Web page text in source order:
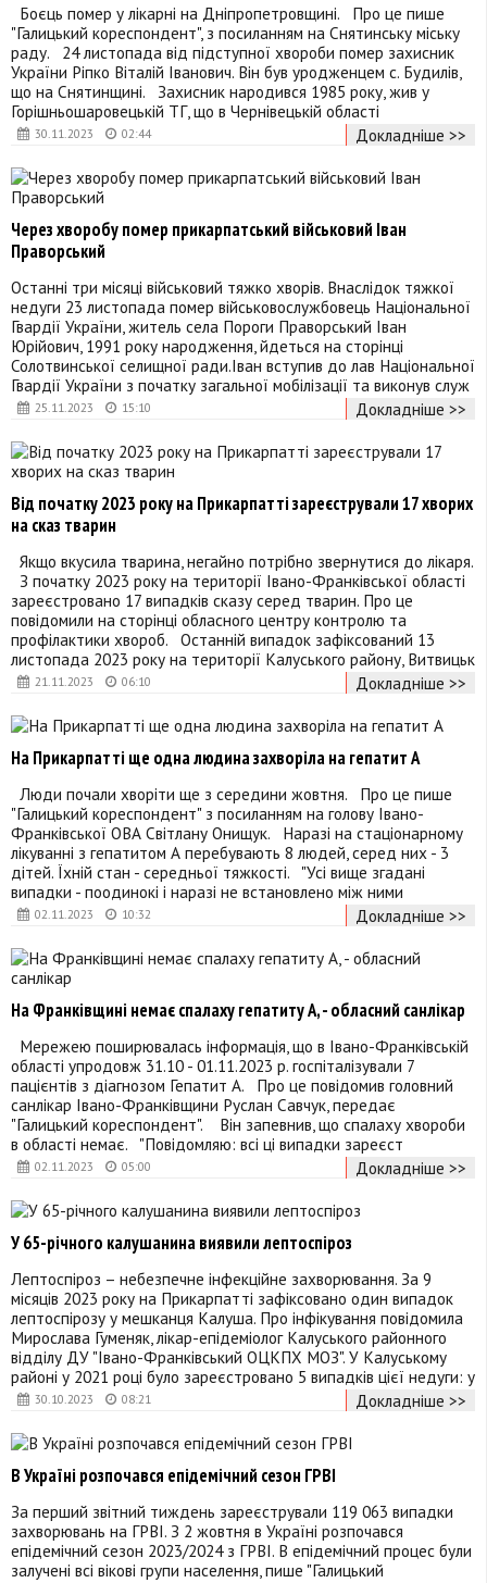
30.11.2023 02:44
Боєць помер у лікарні на Дніпропетровщині. Про це пише
"Галицький кореспондент", з посиланням на Снятинську міську
раду. 24 листопада від підступної хвороби помер захисник
України Ріпко Віталій Іванович. Він був уродженцем с. Будилів,
що на Снятинщині. Захисник народився 1985 року, жив у
Горішньошаровецькій ТГ, що в Чернівецькій області
Докладніше >>
25.11.2023 15:10
Через хворобу помер прикарпатський військовий Іван
Праворський
Останні три місяці військовий тяжко хворів. Внаслідок тяжкої
недуги 23 листопада помер військовослужбовець Національної
Гвардії України, житель села Пороги Праворський Іван
Юрійович, 1991 року народження, йдеться на сторінці
Солотвинської селищної ради.Іван вступив до лав Національної
Гвардії України з початку загальної мобілізації та виконув служ
Докладніше >>
21.11.2023 06:10
Від початку 2023 року на Прикарпатті зареєстрували 17 хворих
на сказ тварин
Якщо вкусила тварина, негайно потрібно звернутися до лікаря.
З початку 2023 року на території Івано-Франківської області
зареєстровано 17 випадків сказу серед тварин. Про це
повідомили на сторінці обласного центру контролю та
профілактики хвороб. Останній випадок зафіксований 13
листопада 2023 року на території Калуського району, Витвицьк
Докладніше >>
02.11.2023 10:32
На Прикарпатті ще одна людина захворіла на гепатит А
Люди почали хворіти ще з середини жовтня. Про це пише
"Галицький кореспондент" з посиланням на голову Івано-
Франківської ОВА Світлану Онищук. Наразі на стаціонарному
лікуванні з гепатитом А перебувають 8 людей, серед них - 3
дітей. Їхній стан - середньої тяжкості. "Усі вище згадані
випадки - поодинокі і наразі не встановлено між ними
Докладніше >>
02.11.2023 05:00
На Франківщині немає спалаху гепатиту А, - обласний санлікар
Мережею поширювалась інформація, що в Івано-Франківській
області упродовж 31.10 - 01.11.2023 р. госпіталізували 7
пацієнтів з діагнозом Гепатит А. Про це повідомив головний
санлікар Івано-Франківщини Руслан Савчук, передає
"Галицький кореспондент". Він запевнив, що спалаху хвороби
в області немає. "Повідомляю: всі ці випадки зареєст
Докладніше >>
30.10.2023 08:21
У 65-річного калушанина виявили лептоспіроз
Лептоспіроз – небезпечне інфекційне захворювання. За 9
місяців 2023 року на Прикарпатті зафіксовано один випадок
лептоспірозу у мешканця Калуша. Про інфікування повідомила
Мирослава Гуменяк, лікар-епідеміолог Калуського районного
відділу ДУ "Івано-Франківський ОЦКПХ МОЗ". У Калуському
районі у 2021 році було зареєстровано 5 випадків цієї недуги: у
Докладніше >>
В Україні розпочався епідемічний сезон ГРВІ
За перший звітний тиждень зареєстрували 119 063 випадки
захворювань на ГРВІ. З 2 жовтня в Україні розпочався
епідемічний сезон 2023/2024 з ГРВІ. В епідемічний процес були
залучені всі вікові групи населення, пише "Галицький